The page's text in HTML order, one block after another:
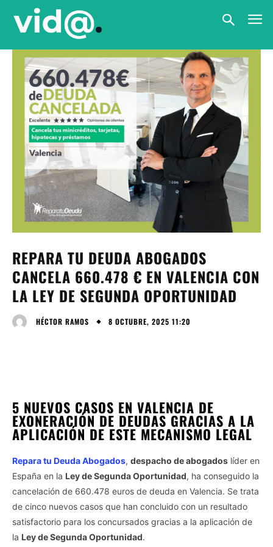
REPARA TU DEUDA ABOGADOS
CANCELA 660.478 € EN VALENCIA CON
LA LEY DE SEGUNDA OPORTUNIDAD
HÉCTOR RAMOS 8 OCTUBRE, 2025 11:20
5 NUEVOS CASOS EN VALENCIA DE
EXONERACIÓN DE DEUDAS GRACIAS A LA
APLICACIÓN DE ESTE MECANISMO LEGAL
Repara tu Deuda Abogados, despacho de abogados líder en
España en la Ley de Segunda Oportunidad, ha conseguido la
cancelación de 660.478 euros de deuda en Valencia. Se trata
de cinco nuevos casos que han concluido con un resultado
satisfactorio para los concursados gracias a la aplicación de
la Ley de Segunda Oportunidad.